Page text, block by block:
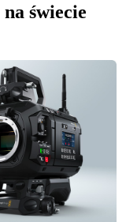
na świecie